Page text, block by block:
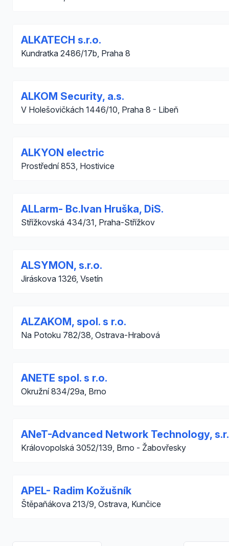
ALKATECH s.r.o.
Kundratka 2486/17b, Praha 8
ALKOM Security, a.s.
V Holešovičkách 1446/10, Praha 8 - Libeň
ALKYON electric
Prostřední 853, Hostivice
ALLarm- Bc.Ivan Hruška, DiS.
Střížkovská 434/31, Praha-Střížkov
ALSYMON, s.r.o.
Jiráskova 1326, Vsetín
ALZAKOM, spol. s r.o.
Na Potoku 782/38, Ostrava-Hrabová
ANETE spol. s r.o.
Okružní 834/29a, Brno
ANeT-Advanced Network Technology,
Královopolská 3052/139, Brno - Žabovřesky
APEL- Radim Kožušník
Štěpaňákova 213/9, Ostrava, Kunčice